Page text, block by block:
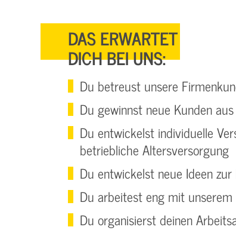
DAS ERWARTET
DICH BEI UNS:
Du betreust unsere
Du gewinnst neue Kunden
Du entwickelst individuelle
betriebliche Altersversorgung
Du entwickelst neue Ideen
Du arbeitest eng mit
Du organisierst deinen